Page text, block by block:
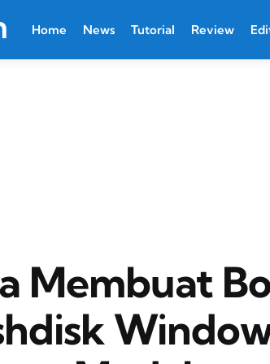
Home News Tutorial Review
Membuat